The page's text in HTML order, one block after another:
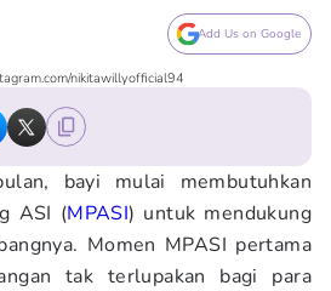
Add Us on Google
nikitawillyofficial94
bayi mulai membutuhkan
ASI (MPASI) untuk mendukung
Momen MPASI pertama
tak terlupakan bagi para